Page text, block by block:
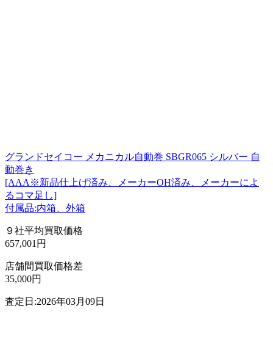
グランドセイコー メカニカル自動巻 SBGR065 シルバー 自
動巻き
[AAA※新品仕上げ済み、メーカーOH済み、メーカーによ
るコマ足し]
付属品:内箱、外箱
９社平均買取価格
657,001円
店舗間買取価格差
35,000円
査定日:2026年03月09日